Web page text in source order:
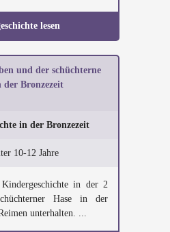
lesen
und der schüchterne
der Bronzezeit
in der Bronzezeit
10-12 Jahre
in der 2
Hase in der
unterhalten. ...